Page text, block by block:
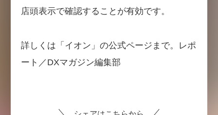
店頭表示で確認することが有効です。
詳しくは「イオン」の公式ページまで。レポ
ート／DXマガジン編集部